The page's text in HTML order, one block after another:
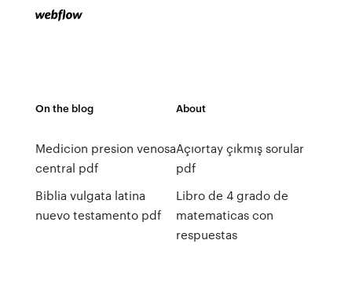
On the blog
Medicion presion venosa
central pdf
Biblia vulgata latina
nuevo testamento pdf
About
Açıortay çıkmış sorular
pdf
Libro de 4 grado de
matematicas con
respuestas